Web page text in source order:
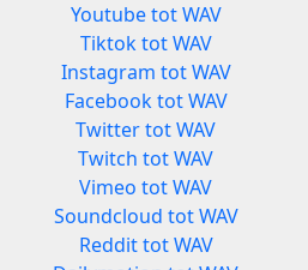
Youtube tot WAV
Tiktok tot WAV
Instagram tot WAV
Facebook tot WAV
Twitter tot WAV
Twitch tot WAV
Vimeo tot WAV
Soundcloud tot WAV
Reddit tot WAV